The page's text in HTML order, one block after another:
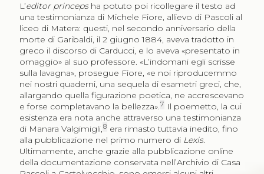
L’editor princepsha potuto poi ricollegare il testo ad
una testimonianza di Michele Fiore, allievo di Pascoli al
liceo di Matera: questi, nel secondo anniversario della
morte di Garibaldi, il 2 giugno 1884, aveva tradotto in
greco il discorso di Carducci, e lo aveva «presentato in
omaggio» al suo professore. «L’indomani egli scrisse
sulla lavagna», prosegue Fiore, «e noi riproducemmo
nei nostri quaderni, una sequela di esametri greci, che,
allargando quella figurazione poetica, ne accrescevano
e forse completavano la bellezza».7 Il poemetto, la cui
esistenza era nota anche attraverso una testimonianza
di Manara Valgimigli,8 era rimasto tuttavia inedito, fino
alla pubblicazione nel primo numero di Lexis.
Ultimamente, anche grazie alla pubblicazione online
della documentazione conservata nell’Archivio di Casa